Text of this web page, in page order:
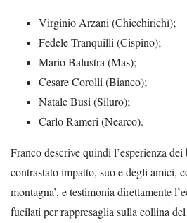
Virginio Arzani (Chicchirichì);
Fedele Tranquilli (Cispino);
Mario Balustra (Mas);
Cesare Corolli (Bianco);
Natale Busi (Siluro);
Carlo Rameri (Nearco).
Franco descrive quindi l’esperienza
contrastato impatto, suo e degli amici,
montagna’, e testimonia direttamente
fucilati per rappresaglia sulla collina